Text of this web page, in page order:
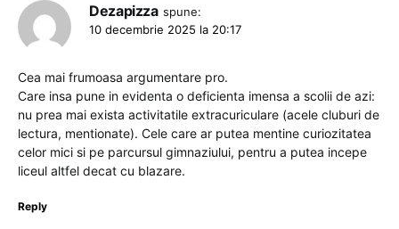
Dezapizza spune:
10 decembrie 2025 la 20:17
Cea mai frumoasa argumentare pro.
Care insa pune in evidenta o deficienta imensa a scolii de azi:
nu prea mai exista activitatile extracuriculare (acele cluburi de
lectura, mentionate). Cele care ar putea mentine curiozitatea
celor mici si pe parcursul gimnaziului, pentru a putea incepe
liceul altfel decat cu blazare.
Reply